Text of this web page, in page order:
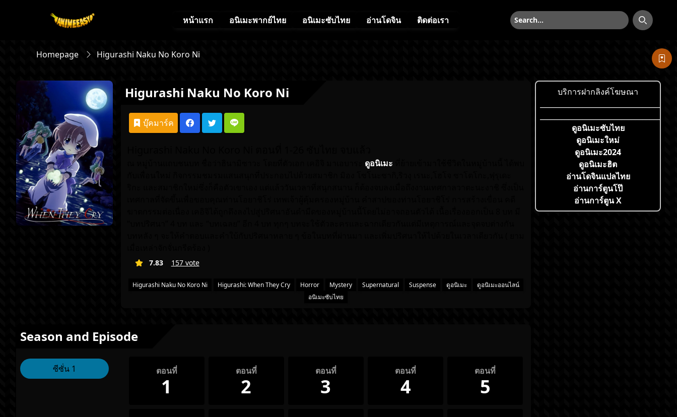
หน้าแรก อนิเมะพากย์ไทย อนิเมะซับไทย อ่านโดจิน ติดต่อเรา ค้นหา ค้นหา
Homepage Higurashi Naku No Koro Ni
Higurashi Naku No Koro Ni
บุ๊คมาร์ค
ดูอนิเมะ
7.83 157 vote
Higurashi Naku No Koro Ni Higurashi: When They Cry Horror Mystery Supernatural Suspense ดูอนิเมะ
ดูอนิเมะออนไลน์
อนิเมะซับไทย
Season and Episode
ซีซั่น 1 ตอนที่
1
ตอนที่
2
ตอนที่
3
ตอนที่
4
ตอนที่
5
บริการฝากลิงค์โฆษณา
ดูอนิเมะซับไทย
ดูอนิเมะใหม่
ดูอนิเมะ2024
ดูอนิเมะฮิต
อ่านโดจินแปลไทย
อ่านการ์ตูนโป๊
อ่านการ์ตูน X